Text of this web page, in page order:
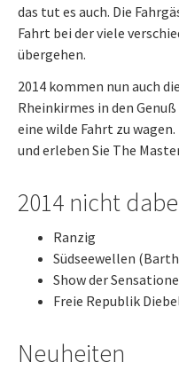
das tut es auch. Die
Fahrt bei der viele
übergehen.
2014 kommen nun auch
Rheinkirmes in den
eine wilde Fahrt zu
und erleben Sie The
2014 nicht
Ranzig
Südseewellen
Show der
Freie Republik
Neuheiten